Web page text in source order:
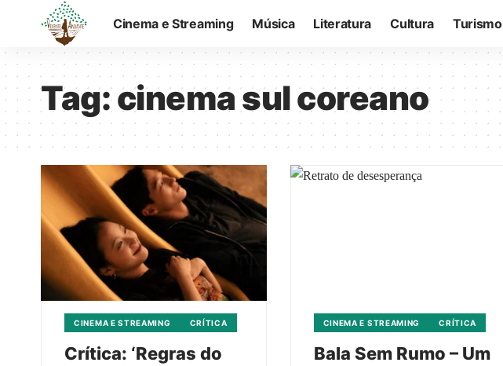
Cinema e Streaming Música Literatura Cultura Turismo
Tag:cinema sul coreano
CINEMA E STREAMING CRÍTICA
Crítica: ‘Regras do
CINEMA E STREAMING CRÍTICA
Bala Sem Rumo – Um